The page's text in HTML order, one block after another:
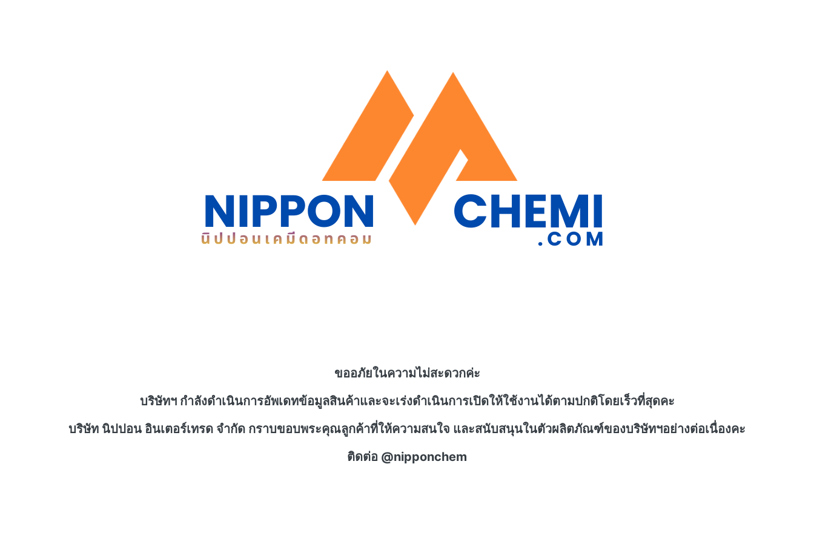
ขออภัยในความไม่สะดวกค่ะ
บริษัทฯ กำลังดำเนินการอัพเดทข้อมูลสินค้าและจะเร่งดำเนินการเปิดให้ใช้งานได้ตามปกติโดยเร็วที่สุดคะ
บริษัท นิปปอน อินเตอร์เทรด จำกัด กราบขอบพระคุณลูกค้าที่ให้ความสนใจ และสนับสนุนในตัวผลิตภัณฑ์ของบริษัทฯอย่างต่อเนื่องคะ
ติดต่อ @nipponchem